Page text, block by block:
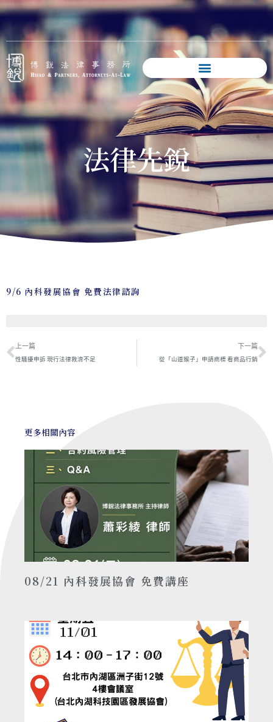
跳
主
要
內
容
法律先銳
9/6 內科發展協會 免費法律諮詢
上一頁
上一篇
性騷擾申訴 現行法律救濟不足
下一篇
從「山道猴子」申請商標 看商品行銷
更多相關內容
08/21 內科發展協會 免費講座